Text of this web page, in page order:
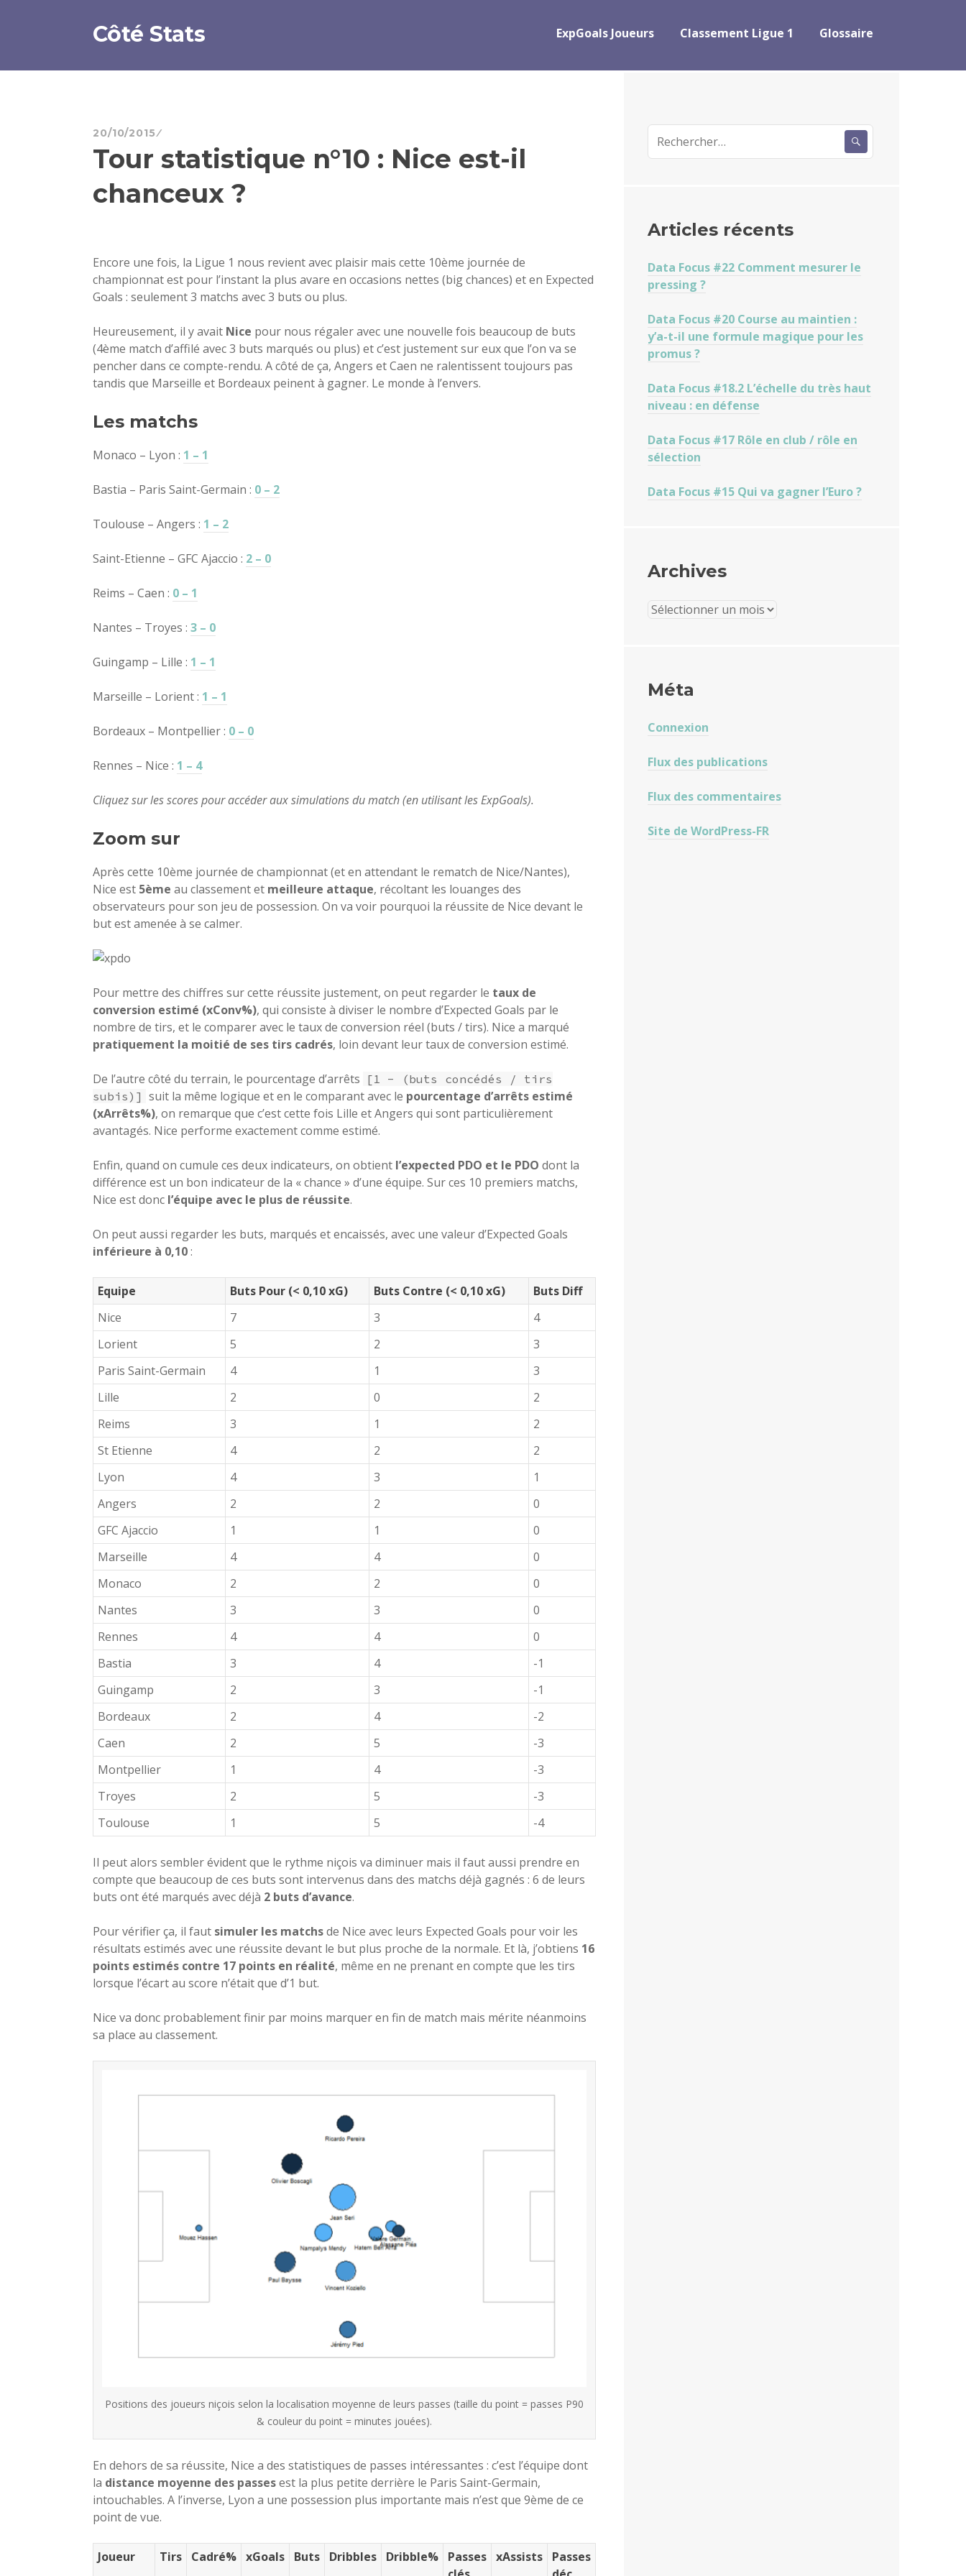
Côté Stats ExpGoals Joueurs Classement Ligue 1 Glossaire
20/10/2015
Tour statistique n°10 : Nice est-il
chanceux ?
Encore une fois, la Ligue 1 nous revient avec plaisir mais cette 10ème journée de
championnat est pour l’instant la plus avare en occasions nettes (big chances) et en Expected
Goals : seulement 3 matchs avec 3 buts ou plus.
Heureusement, il y avait Nice pour nous régaler avec une nouvelle fois beaucoup de buts
(4ème match d’affilé avec 3 buts marqués ou plus) et c’est justement sur eux que l’on va se
pencher dans ce compte-rendu. A côté de ça, Angers et Caen ne ralentissent toujours pas
tandis que Marseille et Bordeaux peinent à gagner. Le monde à l’envers.
Les matchs
Monaco – Lyon : 1 – 1
Bastia – Paris Saint-Germain : 0 – 2
Toulouse – Angers : 1 – 2
Saint-Etienne – GFC Ajaccio : 2 – 0
Reims – Caen : 0 – 1
Nantes – Troyes : 3 – 0
Guingamp – Lille : 1 – 1
Marseille – Lorient : 1 – 1
Bordeaux – Montpellier : 0 – 0
Rennes – Nice : 1 – 4
Cliquez sur les scores pour accéder aux simulations du match (en utilisant les ExpGoals).
Zoom sur
Après cette 10ème journée de championnat (et en attendant le rematch de Nice/Nantes),
Nice est 5ème au classement et meilleure attaque, récoltant les louanges des
observateurs pour son jeu de possession. On va voir pourquoi la réussite de Nice devant le
but est amenée à se calmer.
Pour mettre des chiffres sur cette réussite justement, on peut regarder le taux de
conversion estimé (xConv%), qui consiste à diviser le nombre d’Expected Goals par le
nombre de tirs, et le comparer avec le taux de conversion réel (buts / tirs). Nice a marqué
pratiquement la moitié de ses tirs cadrés, loin devant leur taux de conversion estimé.
De l’autre côté du terrain, le pourcentage d’arrêts [1 - (buts concédés / tirs
subis)] suit la même logique et en le comparant avec le pourcentage d’arrêts estimé
(xArrêts%), on remarque que c’est cette fois Lille et Angers qui sont particulièrement
avantagés. Nice performe exactement comme estimé.
Enfin, quand on cumule ces deux indicateurs, on obtient l’expected PDO et le PDO dont la
différence est un bon indicateur de la « chance » d’une équipe. Sur ces 10 premiers matchs,
Nice est donc l’équipe avec le plus de réussite.
On peut aussi regarder les buts, marqués et encaissés, avec une valeur d’Expected Goals
inférieure à 0,10:
Equipe Buts Pour (< 0,10 xG) Buts Contre (< 0,10 xG)
Buts Diff
Nice
7 3
4
Lorient
5 2
3
Paris Saint-Germain
4 1
3
Lille
2 0
2
Reims
3 1
2
St Etienne
4 2
2
Lyon
4 3
1
Angers
2 2
0
GFC Ajaccio
1 1
0
Marseille
4 4
0
Monaco
2 2
0
Nantes
3 3
0
Rennes
4 4
0
Bastia
3 4
-1
Guingamp
2 3
-1
Bordeaux
2 4
-2
Caen
2 5
-3
Montpellier
1 4
-3
Troyes
2 5
-3
Toulouse
1 5 -4
Il peut alors sembler évident que le rythme niçois va diminuer mais il faut aussi prendre en
compte que beaucoup de ces buts sont intervenus dans des matchs déjà gagnés : 6 de leurs
buts ont été marqués avec déjà 2 buts d’avance.
Pour vérifier ça, il faut simuler les matchsde Nice avec leurs Expected Goals pour voir les
résultats estimés avec une réussite devant le but plus proche de la normale. Et là, j’obtiens 16
points estimés contre 17 points en réalité, même en ne prenant en compte que les tirs
lorsque l’écart au score n’était que d’1 but.
Nice va donc probablement finir par moins marquer en fin de match mais mérite néanmoins
sa place au classement.
Positions des joueurs niçois selon la localisation moyenne de leurs passes (taille du point = passes P90
& couleur du point = minutes jouées).
En dehors de sa réussite, Nice a des statistiques de passes intéressantes : c’est l’équipe dont
la distance moyenne des passesest la plus petite derrière le Paris Saint-Germain,
intouchables. A l’inverse, Lyon a une possession plus importante mais n’est que 9ème de ce
point de vue.
Joueur Tirs Cadré% xGoals Buts Dribbles Dribble%
Passes xAssists
Passes
Articles récents
Data Focus #22 Comment mesurer le
pressing ?
Data Focus #20 Course au maintien :
y’a-t-il une formule magique pour les
promus ?
Data Focus #18.2 L’échelle du très haut
niveau : en défense
Data Focus #17 Rôle en club / rôle en
sélection
Data Focus #15 Qui va gagner l’Euro ?
Archives
Archives
Méta
Connexion
Flux des publications
Flux des commentaires
Site de WordPress-FR